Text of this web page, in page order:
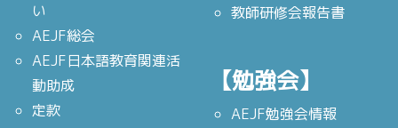
い
AEJF総会
AEJF日本語教育関連活
動助成
定款
教師研修会報告書
【勉強会】
AEJF勉強会情報